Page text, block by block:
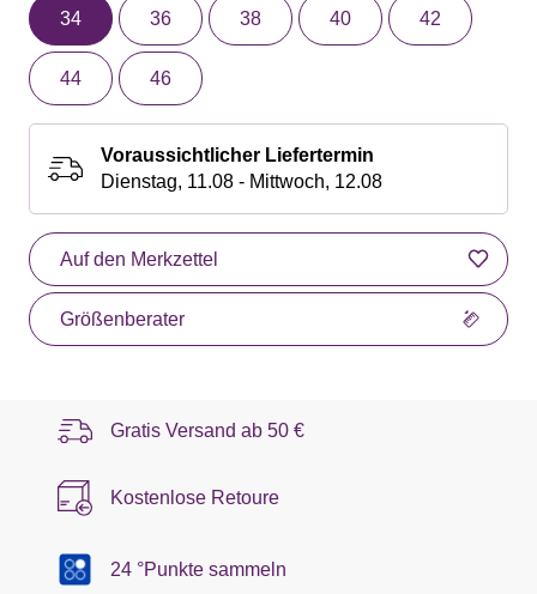
34 36 38 40 42
44 46
Voraussichtlicher Liefertermin
Dienstag, 11.08 - Mittwoch, 12.08
Auf den Merkzettel
Größenberater
Gratis Versand ab 50 €
Kostenlose Retoure
24 °Punkte sammeln